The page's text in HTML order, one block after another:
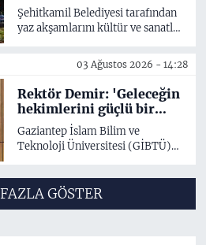
Şehitkamil Belediyesi tarafından
yaz akşamlarını kültür ve sanatla
düzenlenen etkinlikler tüm hızıyla
devam ediyor. Şehitkamil
Belediyesi Gençlik Orkestrası
tarafından Vadi Park'ta
gerçekleştirilen pop ve rock
konseri, her yaştan vatandaşın
yoğun ilgisiyle karşılandı.
03 Ağustos 2026 - 14:28
Rektör Demir: 'Geleceğin
hekimlerini güçlü bir
akademik ve klinik
altyapıyla yetiştiriyoruz'
Gaziantep İslam Bilim ve
Teknoloji Üniversitesi (GİBTÜ)
Öğretim Yılı 4. ve 5. sınıf
öğrencileri için düzenlenen Klinik
GÖSTER